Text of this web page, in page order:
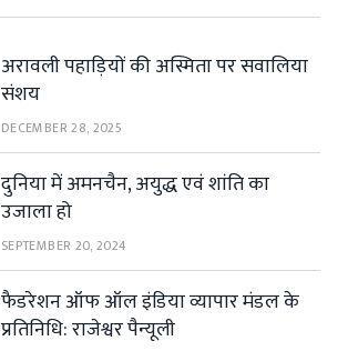
अरावली पहाड़ियों की अस्मिता पर सवालिया
संशय
DECEMBER 28, 2025
दुनिया में अमनचैन, अयुद्ध एवं शांति का
उजाला हो
SEPTEMBER 20, 2024
फैडरेशन ऑफ ऑल इंडिया व्यापार मंडल के
प्रतिनिधि: राजेश्वर पैन्यूली